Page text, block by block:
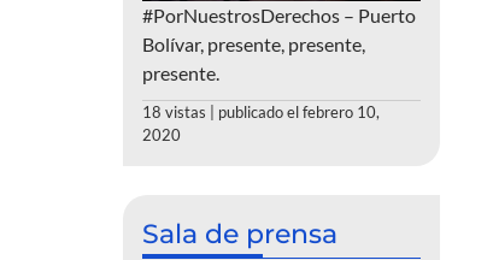
#PorNuestrosDerechos – Puerto
Bolívar, presente, presente,
presente.
18 vistas | publicado el febrero 10,
2020
Sala de prensa